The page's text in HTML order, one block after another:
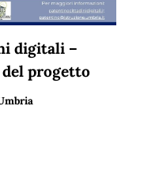
digitali –
progetto